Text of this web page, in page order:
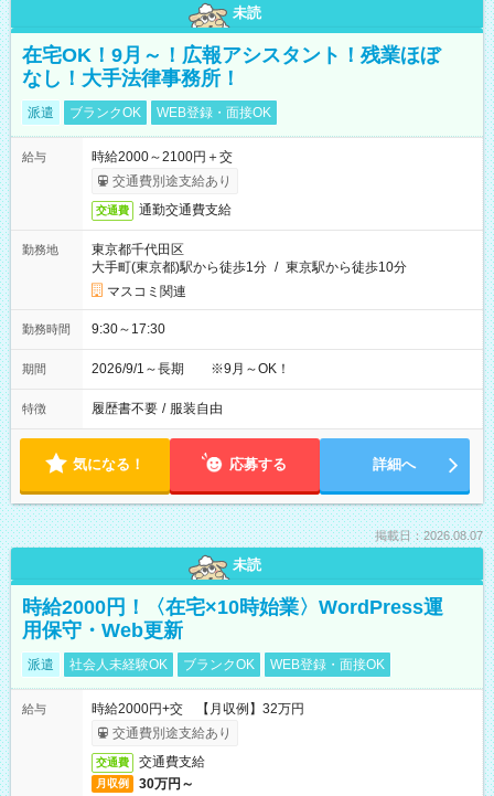
未読
在宅OK！9月～！広報アシスタント！残業ほぼ
なし！大手法律事務所！
派遣 ブランクOK WEB登録・面接OK
給与
時給2000～2100円＋交
交通費別途支給あり
交通費 通勤交通費支給
勤務地
東京都千代田区
大手町(東京都)駅から徒歩1分 / 東京駅から徒歩10分
マスコミ関連
勤務時間 9:30～17:30
期間 2026/9/1～長期 ※9月～OK！
特徴 履歴書不要 / 服装自由
気になる！ 応募する 詳細へ
掲載日：2026.08.07
未読
時給2000円！〈在宅×10時始業〉WordPress運
用保守・Web更新
派遣 社会人未経験OK ブランクOK WEB登録・面接OK
給与
時給2000円+交 【月収例】32万円
交通費別途支給あり
交通費 交通費支給
月収例 30万円～